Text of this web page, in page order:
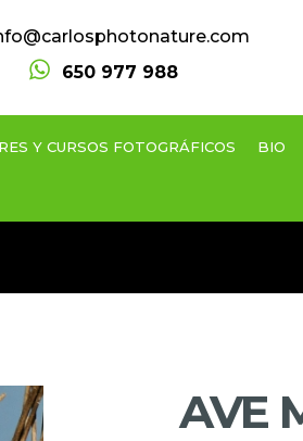
650 977 988
Y CURSOS FOTOGRÁFICOS BIO
AVE